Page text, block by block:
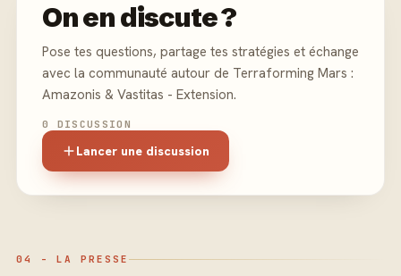
On en discute ?
Pose tes questions, partage tes stratégies et échange
avec la communauté autour de Terraforming Mars :
Amazonis & Vastitas - Extension.
0 DISCUSSION
Lancer une discussion
04 - LA PRESSE